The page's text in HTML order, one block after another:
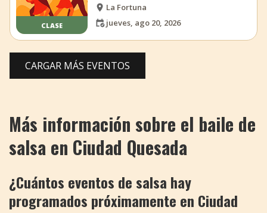
CLASE
La Fortuna
jueves, ago 20, 2026
CARGAR MÁS EVENTOS
Más información sobre el baile de
salsa en Ciudad Quesada
¿Cuántos eventos de salsa hay
programados próximamente en Ciudad